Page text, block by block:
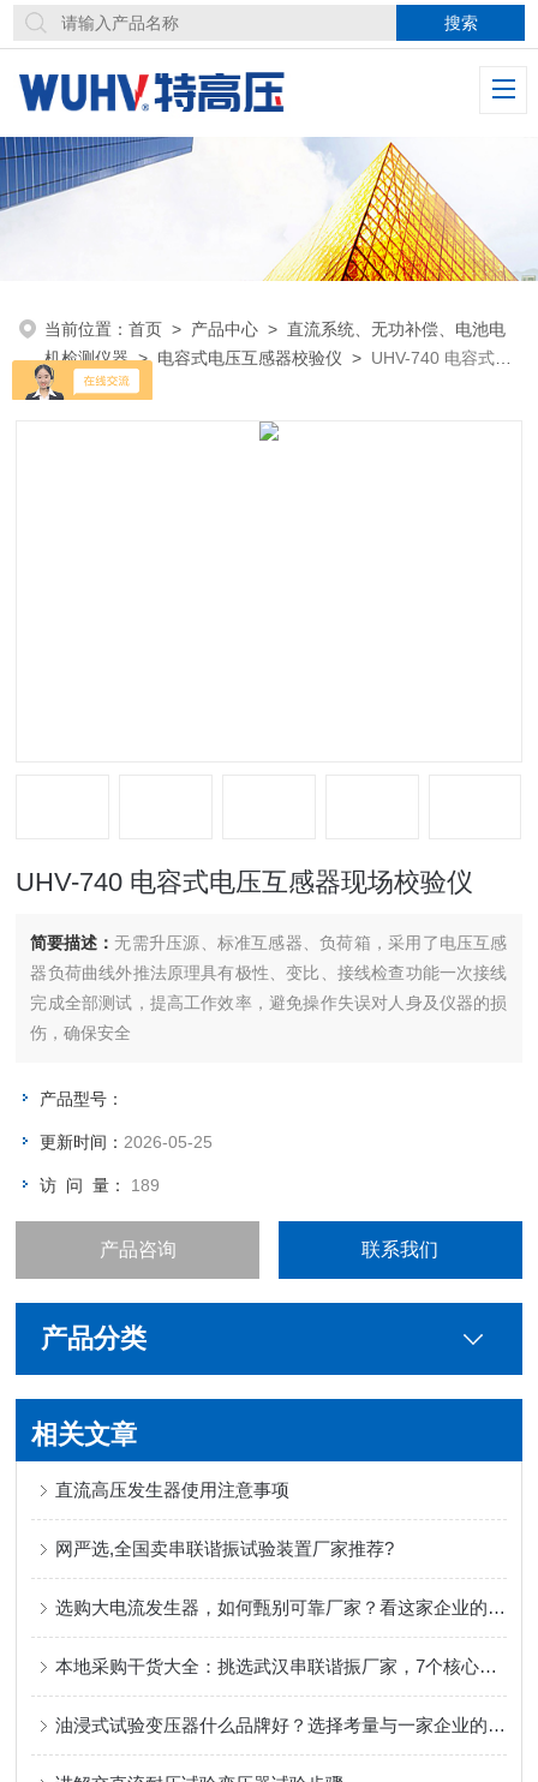
当前位置：首页 > 产品中心 >直流系统、无功补偿、电池电
机检测仪器> 电容式电压互感器校验仪 > UHV-740 电容式电
压互感器现场校验仪
UHV-740 电容式电压互感器现场校验仪
简要描述：无需升压源、标准互感器、负荷箱，采用了电压互感
器负荷曲线外推法原理具有极性、变比、接线检查功能一次接线
完成全部测试，提高工作效率，避免操作失误对人身及仪器的损
伤，确保安全
产品型号：
更新时间： 2026-05-25
访 问 量： 189
产品咨询 联系我们
产品分类
相关文章
直流高压发生器使用注意事项
网严选,全国卖串联谐振试验装置厂家推荐?
选购大电流发生器，如何甄别可靠厂家？看这家企业的务实之道
本地采购干货大全：挑选武汉串联谐振厂家，7个核心要点一定要记牢！
油浸式试验变压器什么品牌好？选择考量与一家企业的产品实践